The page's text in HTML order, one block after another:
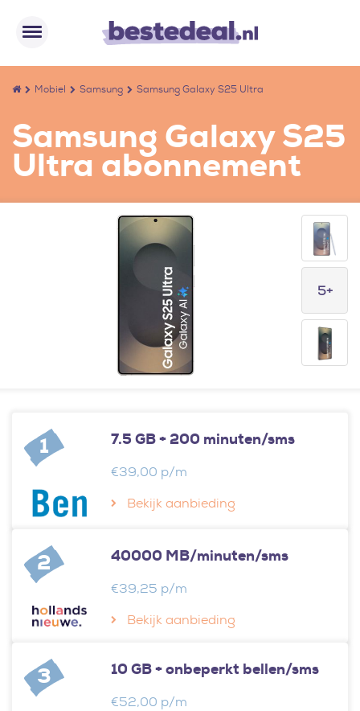
Mobiel Samsung Samsung Galaxy S25 Ultra
Samsung Galaxy S25
Ultra abonnement
5+
1 7.5 GB + 200 minuten/sms
€39,00 p/m
Bekijk aanbieding
2 40000 MB/minuten/sms
€39,25 p/m
Bekijk aanbieding
3 10 GB + onbeperkt bellen/sms
€52,00 p/m